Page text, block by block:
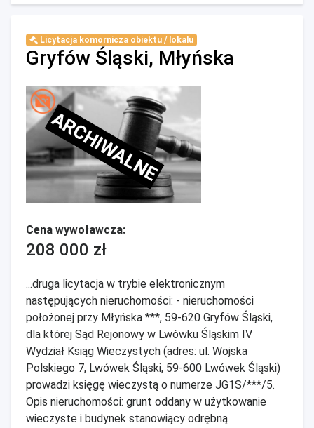
Licytacja komornicza obiektu / lokalu
Gryfów Śląski, Młyńska
ARCHIWALNE
Cena wywoławcza:
208 000 zł
...druga licytacja w trybie elektronicznym
następujących nieruchomości: - nieruchomości
położonej przy Młyńska ***, 59-620 Gryfów Śląski,
dla której Sąd Rejonowy w Lwówku Śląskim IV
Wydział Ksiąg Wieczystych (adres: ul. Wojska
Polskiego 7, Lwówek Śląski, 59-600 Lwówek Śląski)
prowadzi księgę wieczystą o numerze JG1S/***/5.
Opis nieruchomości: grunt oddany w użytkowanie
wieczyste i budynek stanowiący odrębną